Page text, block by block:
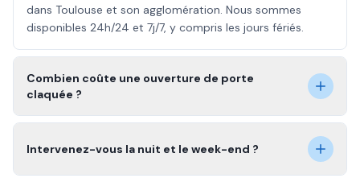
dans Toulouse et son agglomération. Nous sommes
disponibles 24h/24 et 7j/7, y compris les jours fériés.
Combien coûte une ouverture de porte
claquée ?
Intervenez-vous la nuit et le week-end ?